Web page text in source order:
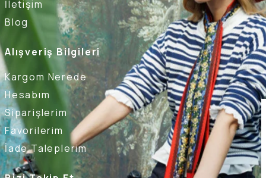
İletişim
Blog
Alışveriş Bilgileri
Kargom Nerede
Hesabım
Siparişlerim
Favorilerim
İade Taleplerim